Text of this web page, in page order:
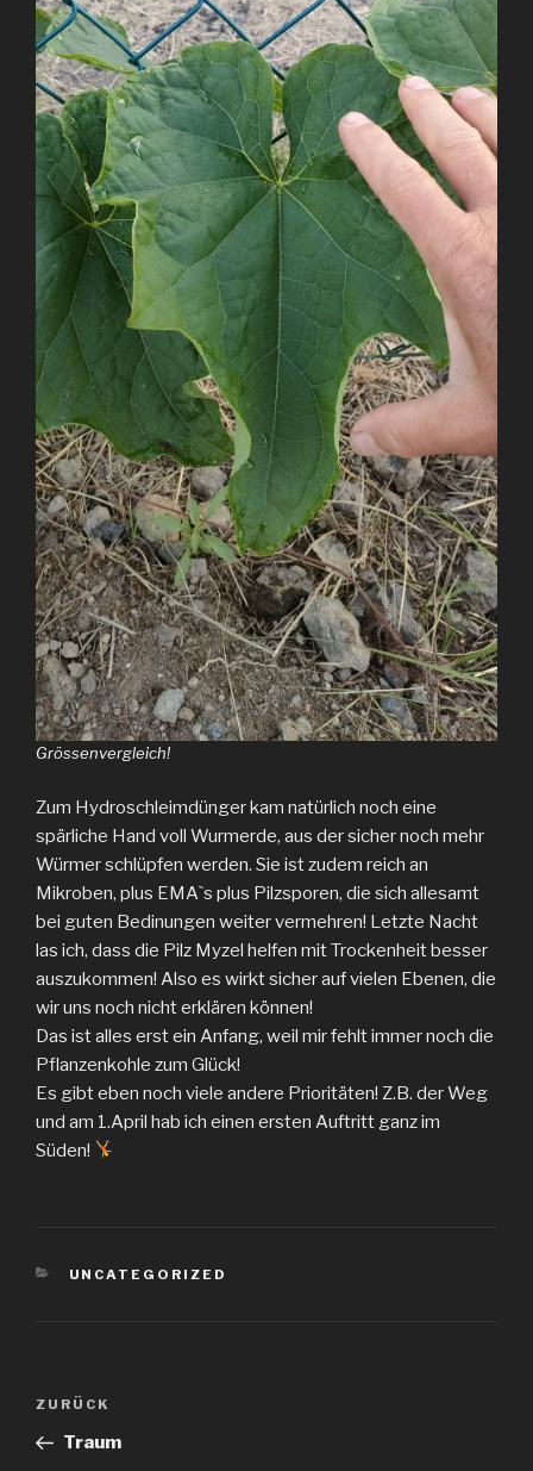
Grössenvergleich!
Zum Hydroschleimdünger kam natürlich noch eine
spärliche Hand voll Wurmerde, aus der sicher noch mehr
Würmer schlüpfen werden. Sie ist zudem reich an
Mikroben, plus EMAˋs plus Pilzsporen, die sich allesamt
bei guten Bedinungen weiter vermehren! Letzte Nacht
las ich, dass die Pilz Myzel helfen mit Trockenheit besser
auszukommen! Also es wirkt sicher auf vielen Ebenen, die
wir uns noch nicht erklären können!
Das ist alles erst ein Anfang, weil mir fehlt immer noch die
Pflanzenkohle zum Glück!
Es gibt eben noch viele andere Prioritäten! Z.B. der Weg
und am 1.April hab ich einen ersten Auftritt ganz im
Süden!
KATEGORIEN
UNCATEGORIZED
Beitragsnavigation
Vorheriger
Beitrag
ZURÜCK
Traum